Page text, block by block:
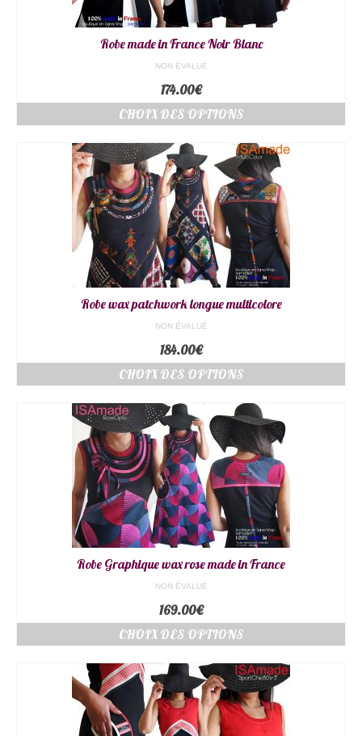
Robe made in France Noir Blanc
NON ÉVALUÉ
174.00€
CHOIX DES OPTIONS
Robe wax patchwork longue multicolore
NON ÉVALUÉ
184.00€
CHOIX DES OPTIONS
Robe Graphique wax rose made in France
NON ÉVALUÉ
169.00€
CHOIX DES OPTIONS